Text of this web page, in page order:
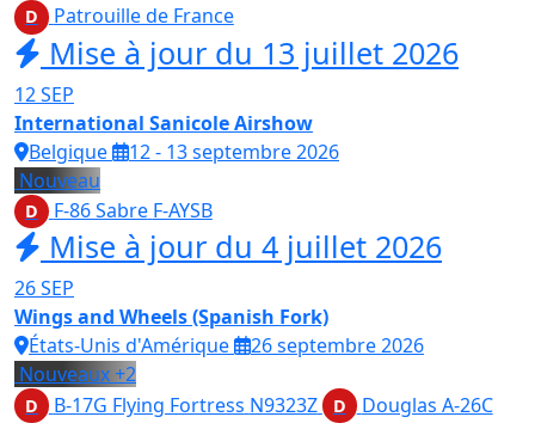
D Patrouille de France
Mise à jour du 13 juillet 2026
12SEP
International Sanicole Airshow
Belgique
12 - 13 septembre 2026
Nouveau
D F-86 Sabre F-AYSB
Mise à jour du 4 juillet 2026
26SEP
Wings and Wheels (Spanish Fork)
États-Unis d'Amérique
26 septembre 2026
Nouveaux+2
D B-17G Flying Fortress N9323Z D
Douglas A-26C